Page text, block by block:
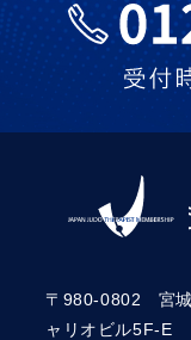
〒980-0802 宮城
ャリオビル5F-E